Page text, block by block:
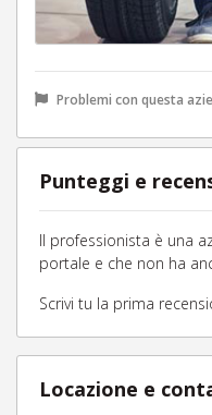
Problemi con questa
Punteggi e
Il professionista è una
portale e che non ha
Scrivi tu la prima
Locazione e